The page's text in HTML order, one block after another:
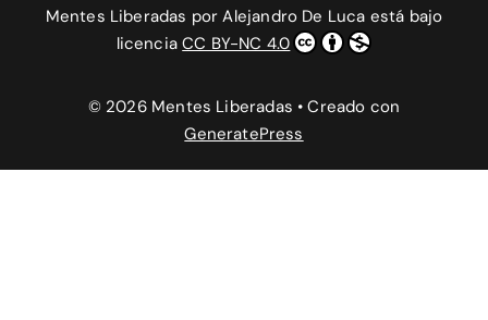
Mentes Liberadas porAlejandro De Luca está bajo
licenciaCC BY-NC 4.0
© 2026 Mentes Liberadas • Creado con
GeneratePress